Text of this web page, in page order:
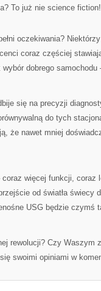
To już nie science fiction!
oczekiwania?
coraz częściej
dobrego samochodu
się na precyzji
do tych
że nawet mniej
więcej funkcji, coraz
od światła świecy
USG będzie czymś
rewolucji? Czy Waszym
swoimi opiniami w